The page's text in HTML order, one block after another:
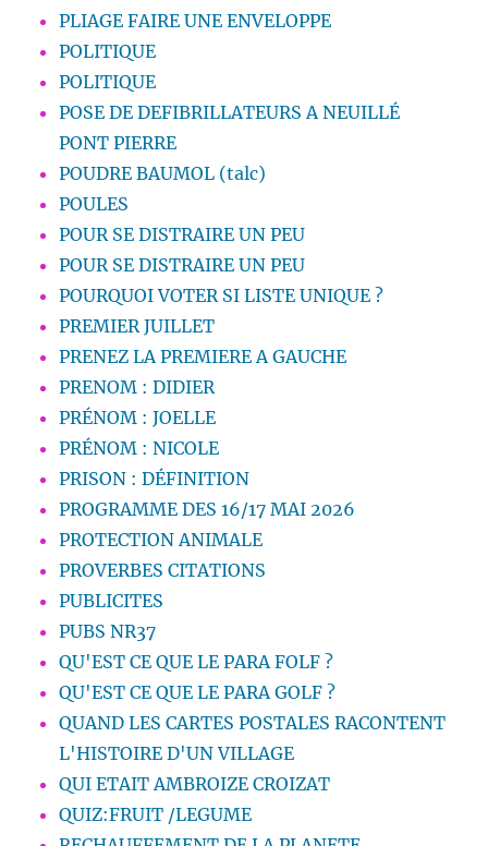
PLIAGE FAIRE UNE ENVELOPPE
POLITIQUE
POLITIQUE
POSE DE DEFIBRILLATEURS A NEUILLÉ
PONT PIERRE
POUDRE BAUMOL (talc)
POULES
POUR SE DISTRAIRE UN PEU
POUR SE DISTRAIRE UN PEU
POURQUOI VOTER SI LISTE UNIQUE ?
PREMIER JUILLET
PRENEZ LA PREMIERE A GAUCHE
PRENOM : DIDIER
PRÉNOM : JOELLE
PRÉNOM : NICOLE
PRISON : DÉFINITION
PROGRAMME DES 16/17 MAI 2026
PROTECTION ANIMALE
PROVERBES CITATIONS
PUBLICITES
PUBS NR37
QU'EST CE QUE LE PARA FOLF ?
QU'EST CE QUE LE PARA GOLF ?
QUAND LES CARTES POSTALES RACONTENT
L'HISTOIRE D'UN VILLAGE
QUI ETAIT AMBROIZE CROIZAT
QUIZ:FRUIT /LEGUME